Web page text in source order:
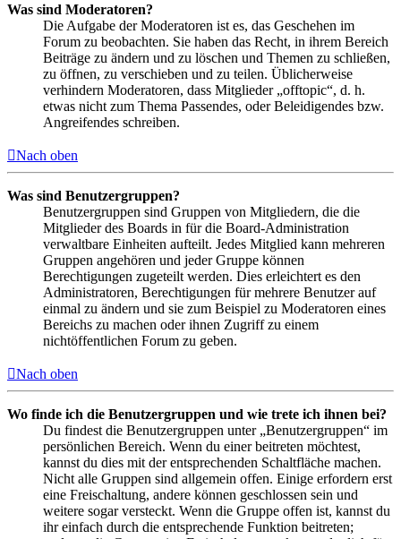
Was sind Moderatoren?
Die Aufgabe der Moderatoren ist es, das Geschehen im
Forum zu beobachten. Sie haben das Recht, in ihrem Bereich
Beiträge zu ändern und zu löschen und Themen zu schließen,
zu öffnen, zu verschieben und zu teilen. Üblicherweise
verhindern Moderatoren, dass Mitglieder „offtopic“, d. h.
etwas nicht zum Thema Passendes, oder Beleidigendes bzw.
Angreifendes schreiben.
Nach oben
Was sind Benutzergruppen?
Benutzergruppen sind Gruppen von Mitgliedern, die die
Mitglieder des Boards in für die Board-Administration
verwaltbare Einheiten aufteilt. Jedes Mitglied kann mehreren
Gruppen angehören und jeder Gruppe können
Berechtigungen zugeteilt werden. Dies erleichtert es den
Administratoren, Berechtigungen für mehrere Benutzer auf
einmal zu ändern und sie zum Beispiel zu Moderatoren eines
Bereichs zu machen oder ihnen Zugriff zu einem
nichtöffentlichen Forum zu geben.
Nach oben
Wo finde ich die Benutzergruppen und wie trete ich ihnen bei?
Du findest die Benutzergruppen unter „Benutzergruppen“ im
persönlichen Bereich. Wenn du einer beitreten möchtest,
kannst du dies mit der entsprechenden Schaltfläche machen.
Nicht alle Gruppen sind allgemein offen. Einige erfordern erst
eine Freischaltung, andere können geschlossen sein und
weitere sogar versteckt. Wenn die Gruppe offen ist, kannst du
ihr einfach durch die entsprechende Funktion beitreten;